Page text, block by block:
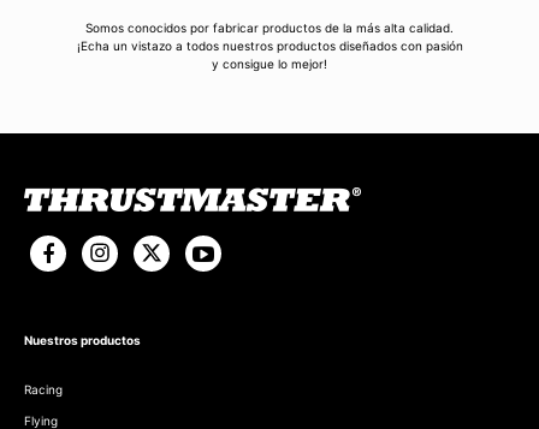
Somos conocidos por fabricar productos de la más alta calidad.
¡Echa un vistazo a todos nuestros productos diseñados con pasión
y consigue lo mejor!
Nuestros productos
Racing
Flying